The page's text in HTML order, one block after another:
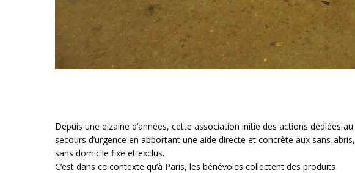
Depuis une dizaine d’années, cette association initie des actions dédiées au
secours d’urgence en apportant une aide directe et concrète aux sans-abris,
sans domicile fixe et exclus.
C’est dans ce contexte qu’à Paris, les bénévoles collectent des produits